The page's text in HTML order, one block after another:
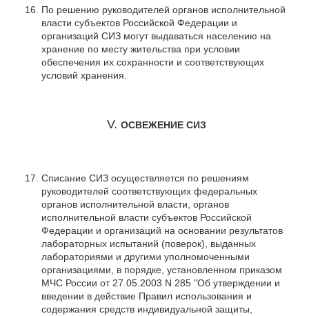
По решению руководителей органов исполнительной
власти субъектов Российской Федерации и
организаций СИЗ могут выдаваться населению на
хранение по месту жительства при условии
обеспечения их сохранности и соответствующих
условий хранения.
V. ОСВЕЖЕНИЕ СИЗ
Списание СИЗ осуществляется по решениям
руководителей соответствующих федеральных
органов исполнительной власти, органов
исполнительной власти субъектов Российской
Федерации и организаций на основании результатов
лабораторных испытаний (поверок), выданных
лабораториями и другими уполномоченными
организациями, в порядке, установленном приказом
МЧС России от 27.05.2003 N 285 "Об утверждении и
введении в действие Правил использования и
содержания средств индивидуальной защиты,